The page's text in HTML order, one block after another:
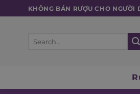
to
KHÔNG BÁN RƯỢU CHO NGƯỜI